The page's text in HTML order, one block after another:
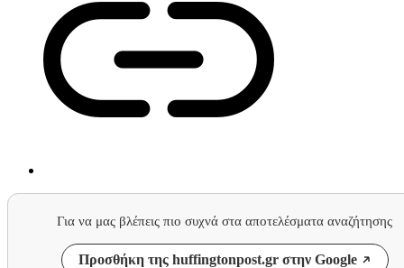
Για να μας βλέπεις πιο συχνά στα αποτελέσματα αναζήτησης
Προσθήκη της huffingtonpost.gr στην Google